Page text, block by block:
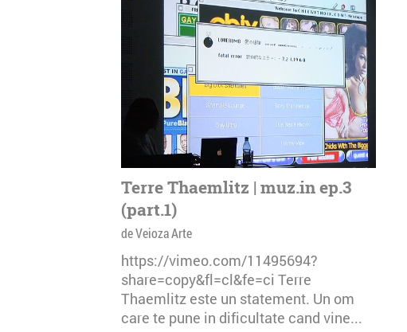
Terre Thaemlitz | muz.in ep.3
(part.1)
de Veioza Arte
https://vimeo.com/11495694?
share=copy&fl=cl&fe=ci Terre
Thaemlitz este un statement. Un om
care te pune in dificultate cand vine...